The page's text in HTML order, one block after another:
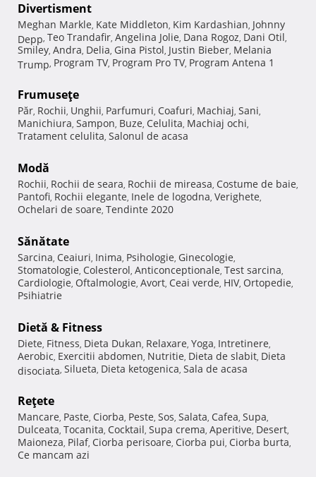
Divertisment
Meghan Markle, Kate Middleton, Kim Kardashian, Johnny
Depp, Teo Trandafir, Angelina Jolie, Dana Rogoz, Dani Otil,
Smiley, Andra, Delia, Gina Pistol, Justin Bieber, Melania
Trump, Program TV, Program Pro TV, Program Antena 1
Frumuseţe
Păr, Rochii, Unghii, Parfumuri, Coafuri, Machiaj, Sani,
Manichiura, Sampon, Buze, Celulita, Machiaj ochi,
Tratament celulita, Salonul de acasa
Modă
Rochii, Rochii de seara, Rochii de mireasa, Costume de baie,
Pantofi, Rochii elegante, Inele de logodna, Verighete,
Ochelari de soare, Tendinte 2020
Sănătate
Sarcina, Ceaiuri, Inima, Psihologie, Ginecologie,
Stomatologie, Colesterol, Anticonceptionale, Test sarcina,
Cardiologie, Oftalmologie, Avort, Ceai verde, HIV, Ortopedie,
Psihiatrie
Dietă & Fitness
Diete, Fitness, Dieta Dukan, Relaxare, Yoga, Intretinere,
Aerobic, Exercitii abdomen, Nutritie, Dieta de slabit, Dieta
disociata, Silueta, Dieta ketogenica, Sala de acasa
Reţete
Mancare, Paste, Ciorba, Peste, Sos, Salata, Cafea, Supa,
Dulceata, Tocanita, Cocktail, Supa crema, Aperitive, Desert,
Maioneza, Pilaf, Ciorba perisoare, Ciorba pui, Ciorba burta,
Ce mancam azi